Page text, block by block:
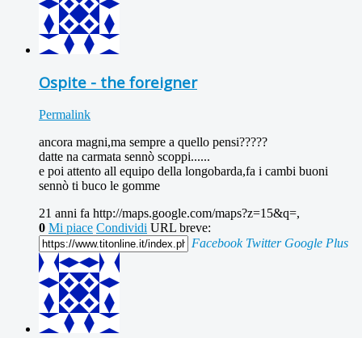
Ospite - the foreigner
Permalink
ancora magni,ma sempre a quello pensi?????
datte na carmata sennò scoppi......
e poi attento all equipo della longobarda,fa i cambi buoni
sennò ti buco le gomme
21 anni fa http://maps.google.com/maps?z=15&q=,
0 Mi piace Condividi URL breve:
Facebook Twitter Google Plus